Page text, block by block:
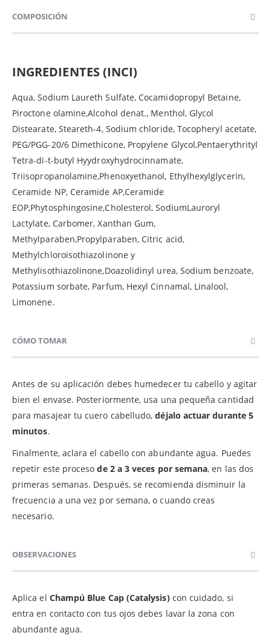
COMPOSICIÓN
INGREDIENTES (INCI)
Aqua, Sodium Laureth Sulfate, Cocamidopropyl Betaine,
Piroctone olamine,Alcohol denat., Menthol, Glycol
Distearate, Steareth-4, Sodium chloride, Tocopheryl acetate,
PEG/PGG-20/6 Dimethicone, Propylene Glycol,Pentaerythrityl
Tetra-di-t-butyl Hyydroxyhydrocinnamate,
Triisopropanolamine,Phenoxyethanol, Ethylhexylglycerin,
Ceramide NP, Ceramide AP,Ceramide
EOP,Phytosphingosine,Cholesterol, SodiumLauroryl
Lactylate, Carbomer, Xanthan Gum,
Methylparaben,Propylparaben, Citric acid,
Methylchloroisothiazolinone y
Methylisothiazolinone,Doazolidinyl urea, Sodium benzoate,
Potassium sorbate, Parfum, Hexyl Cinnamal, Linalool,
Limonene.
CÓMO TOMAR
Antes de su aplicación debes humedecer tu cabello y agitar
bien el envase. Posteriormente, usa una pequeña cantidad
para masajear tu cuero cabelludo,déjalo actuar durante 5
minutos.
Finalmente, aclara el cabello con abundante agua. Puedes
repetir este procesode 2 a 3 veces por semana, en las dos
primeras semanas. Después, se recomienda disminuir la
frecuencia a una vez por semana, o cuando creas
necesario.
OBSERVACIONES
Aplica el Champú Blue Cap (Catalysis)con cuidado, si
entra en contacto con tus ojos debes lavar la zona con
abundante agua.